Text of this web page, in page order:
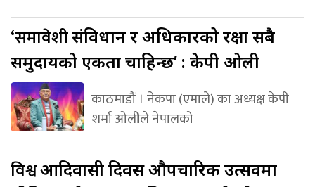
‘समावेशीसंविधान र अधिकारको रक्षा सबै
समुदायको एकता चाहिन्छ’ : केपी ओली
काठमाडौं । नेकपा (एमाले) का अध्यक्ष केपी
शर्मा ओलीले नेपालको
विश्वआदिवासी दिवस औपचारिक उत्सवमा